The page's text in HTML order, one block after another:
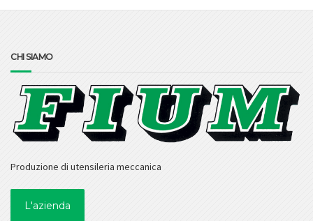
CHI SIAMO
Produzione di utensileria meccanica
L'azienda